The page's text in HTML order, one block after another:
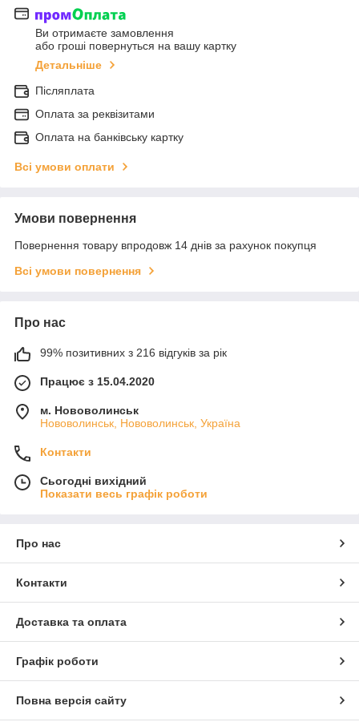
Ви отримаєте замовлення
або гроші повернуться на вашу картку
Детальніше
Післяплата
Оплата за реквізитами
Оплата на банківську картку
Всі умови оплати
Умови повернення
Повернення товару впродовж 14 днів за рахунок покупця
Всі умови повернення
Про нас
99% позитивних з 216 відгуків за рік
Працює з 15.04.2020
м. Нововолинськ
Нововолинськ, Нововолинськ, Україна
Контакти
Сьогодні вихідний
Показати весь графік роботи
Про нас
Контакти
Доставка та оплата
Графік роботи
Повна версія сайту